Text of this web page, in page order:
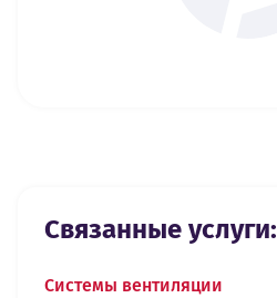
Связанные услуги:
Системы вентиляции